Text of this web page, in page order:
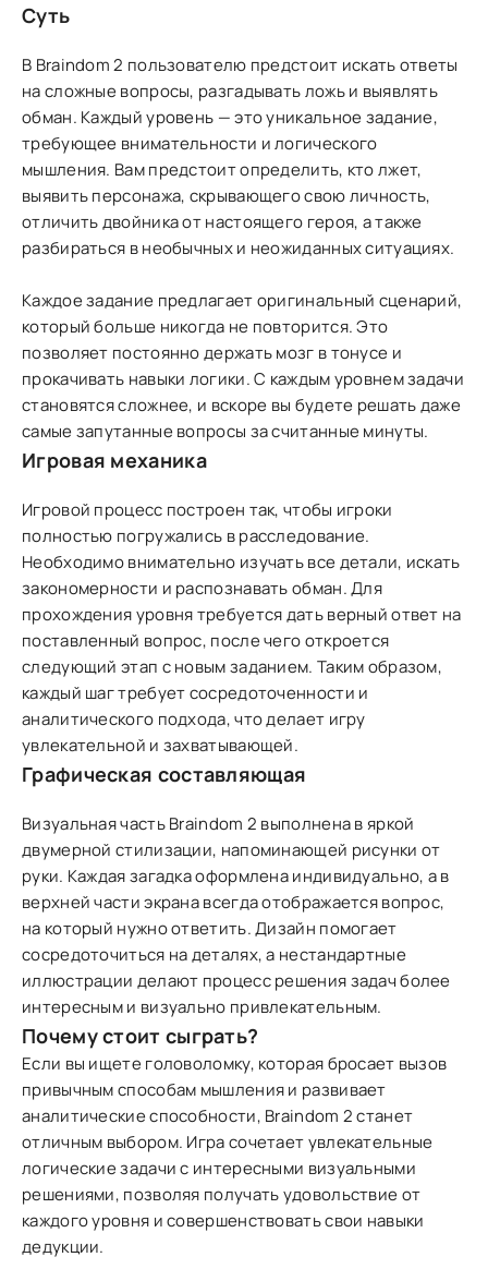
Суть
В Braindom 2 пользователю предстоит искать ответы
на сложные вопросы, разгадывать ложь и выявлять
обман. Каждый уровень — это уникальное задание,
требующее внимательности и логического
мышления. Вам предстоит определить, кто лжет,
выявить персонажа, скрывающего свою личность,
отличить двойника от настоящего героя, а также
разбираться в необычных и неожиданных ситуациях.
Каждое задание предлагает оригинальный сценарий,
который больше никогда не повторится. Это
позволяет постоянно держать мозг в тонусе и
прокачивать навыки логики. С каждым уровнем задачи
становятся сложнее, и вскоре вы будете решать даже
самые запутанные вопросы за считанные минуты.
Игровая механика
Игровой процесс построен так, чтобы игроки
полностью погружались в расследование.
Необходимо внимательно изучать все детали, искать
закономерности и распознавать обман. Для
прохождения уровня требуется дать верный ответ на
поставленный вопрос, после чего откроется
следующий этап с новым заданием. Таким образом,
каждый шаг требует сосредоточенности и
аналитического подхода, что делает игру
увлекательной и захватывающей.
Графическая составляющая
Визуальная часть Braindom 2 выполнена в яркой
двумерной стилизации, напоминающей рисунки от
руки. Каждая загадка оформлена индивидуально, а в
верхней части экрана всегда отображается вопрос,
на который нужно ответить. Дизайн помогает
сосредоточиться на деталях, а нестандартные
иллюстрации делают процесс решения задач более
интересным и визуально привлекательным.
Почему стоит сыграть?
Если вы ищете головоломку, которая бросает вызов
привычным способам мышления и развивает
аналитические способности, Braindom 2 станет
отличным выбором. Игра сочетает увлекательные
логические задачи с интересными визуальными
решениями, позволяя получать удовольствие от
каждого уровня и совершенствовать свои навыки
дедукции.